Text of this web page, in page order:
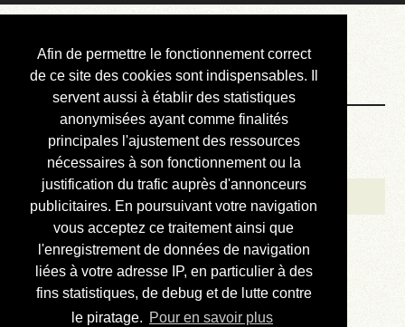
Afin de permettre le fonctionnement correct
de ce site des cookies sont indispensables. Il
servent aussi à établir des statistiques
anonymisées ayant comme finalités
principales l'ajustement des ressources
nécessaires à son fonctionnement ou la
justification du trafic auprès d'annonceurs
publicitaires. En poursuivant votre navigation
vous acceptez ce traitement ainsi que
l'enregistrement de données de navigation
liées à votre adresse IP, en particulier à des
fins statistiques, de debug et de lutte contre
le piratage. Pour en savoir plus
Courbis, « LE »
Blog Officiel
Bienvenue
Réalisations
Divers (et d’été)
Annonces
Liens externes
Téléchargement